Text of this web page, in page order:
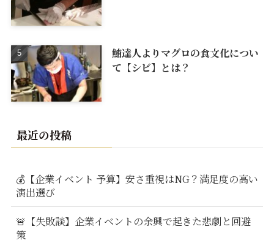
鮪達人よりマグロの食文化につい
て【シビ】とは？
最近の投稿
💰【企業イベント 予算】安さ重視はNG？満足度の高い
演出選び
🚨【失敗談】企業イベントの余興で起きた悲劇と回避
策